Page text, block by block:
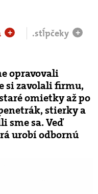
+ .stĺpčeky +
opravovali
si zavolali firmu,
omietky až po
stierky a
sme sa. Veď
urobí odbornú